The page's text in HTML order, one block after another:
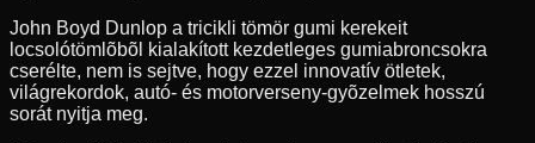
John Boyd Dunlop a tricikli tömör gumi kerekeit
locsolótömlõbõl kialakított kezdetleges gumiabroncsokra
cserélte, nem is sejtve, hogy ezzel innovatív ötletek,
világrekordok, autó- és motorverseny-gyõzelmek hosszú
sorát nyitja meg.